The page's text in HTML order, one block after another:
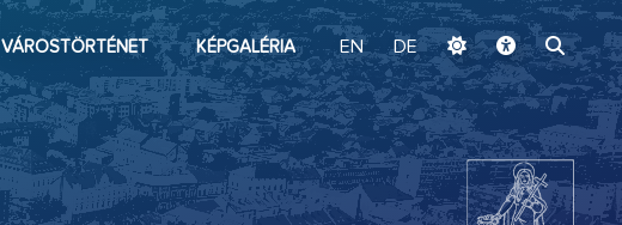
ugrás a fő tartalomhoz
VÁROSTÖRTÉNET KÉPGALÉRIA EN DE